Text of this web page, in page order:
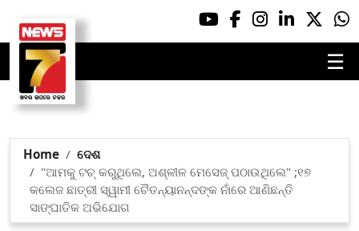
☰
Home
ଦେଶ
"ଆମକୁ ଟଚ୍ କରୁଥିଲେ, ଅଶ୍ଳୀଳ ମେସେଜ୍ ପଠାଉଥିଲେ" ;୧୭
କଲେଜ ଛାତ୍ରୀ ସ୍ୱାମୀ ଚୈତନ୍ୟାନନ୍ଦଙ୍କ ନାଁରେ ଆଣିଛନ୍ତି
ସାଙ୍ଘାତିକ ଅଭିଯୋଗ